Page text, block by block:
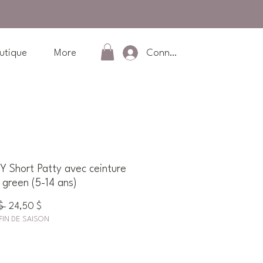
More Connexion
Short Patty avec ceinture
(5-14 ans)
Prix
original
24,50 $
promotionnel
DE SAISON